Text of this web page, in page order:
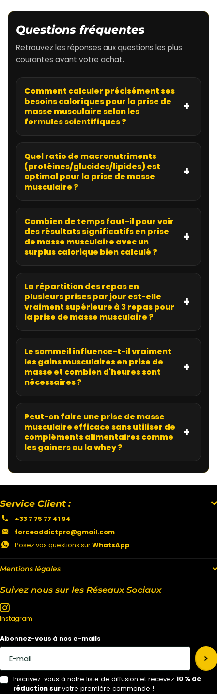
Questions fréquentes
Retrouvez les réponses aux questions les plus
courantes avant votre achat.
Comment calculer précisément ses
besoins caloriques pour la prise de
masse musculaire selon les
formules scientifiques ?
Quel ratio de macronutriments
(protéines/glucides/lipides) est
optimal pour la prise de masse
musculaire ?
Combien de temps faut-il pour voir
des résultats significatifs en prise
de masse musculaire avec un
surplus calorique bien calculé ?
La répartition des repas en
plusieurs prises par jour est-elle
vraiment supérieure à 3 repas pour
la prise de masse musculaire ?
Le sommeil influence-t-il vraiment
les gains musculaires en prise de
masse et combien d'heures sont
nécessaires ?
Peut-on faire une prise de masse
musculaire efficace sans utiliser de
compléments alimentaires comme
les gainers ou la whey ?
Mentions légales
Service Client :
+33 7 75 77 41 94
forceaddictpro@gmail.com
Posez vos questions surWhatsApp
Suivez nous sur les Réseaux Sociaux
Instagram
Abonnez-vous à nos e-mails
Inscrivez-vous à notre liste de diffusion et recevez 10 % de
réduction survotre première commande !